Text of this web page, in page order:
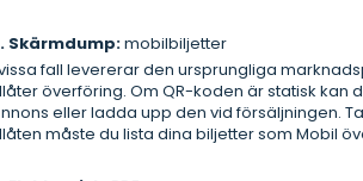
Skärmdump:mobilbiljetter
fall levererar den ursprungliga
överföring. Om QR-koden är statisk
eller ladda upp den vid försäljningen.
måste du lista dina biljetter som Mobil